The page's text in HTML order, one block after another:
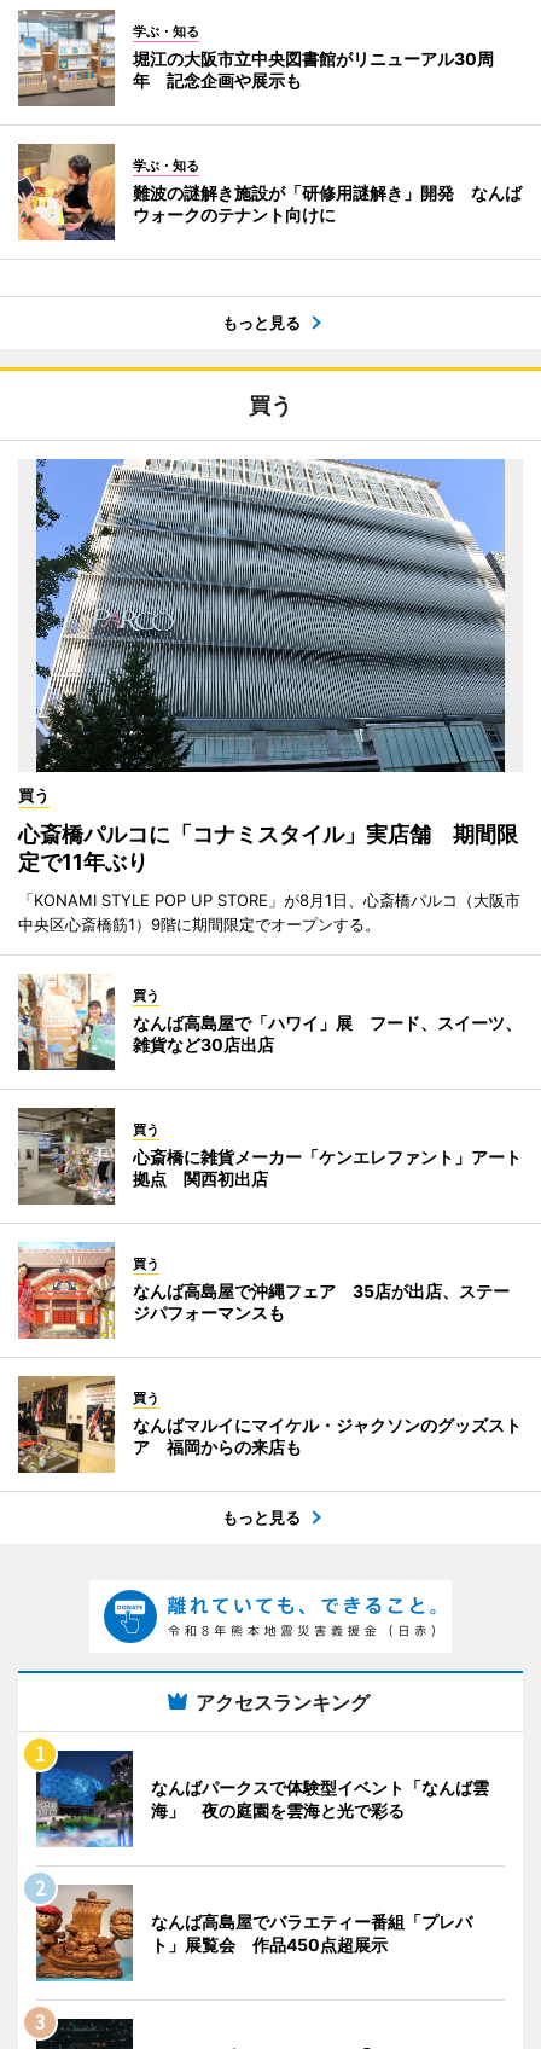
学ぶ・知る
堀江の大阪市立中央図書館がリニューアル30周
年 記念企画や展示も
学ぶ・知る
難波の謎解き施設が「研修用謎解き」開発 なんば
ウォークのテナント向けに
もっと見る
買う
買う
心斎橋パルコに「コナミスタイル」実店舗 期間限
定で11年ぶり
「KONAMI STYLE POP UP STORE」が8月1日、心斎橋パルコ（大阪市
中央区心斎橋筋1）9階に期間限定でオープンする。
買う
なんば高島屋で「ハワイ」展 フード、スイーツ、
雑貨など30店出店
買う
心斎橋に雑貨メーカー「ケンエレファント」アート
拠点 関西初出店
買う
なんば高島屋で沖縄フェア 35店が出店、ステー
ジパフォーマンスも
買う
なんばマルイにマイケル・ジャクソンのグッズスト
ア 福岡からの来店も
もっと見る
アクセスランキング
なんばパークスで体験型イベント「なんば雲
海」 夜の庭園を雲海と光で彩る
なんば高島屋でバラエティー番組「プレバ
ト」展覧会 作品450点超展示